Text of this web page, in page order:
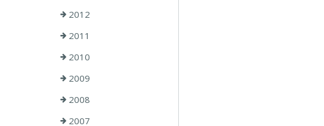
2012
2011
2010
2009
2008
2007